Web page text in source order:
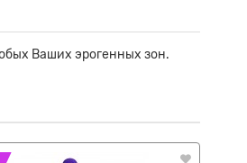
Ваших эрогенных зон.